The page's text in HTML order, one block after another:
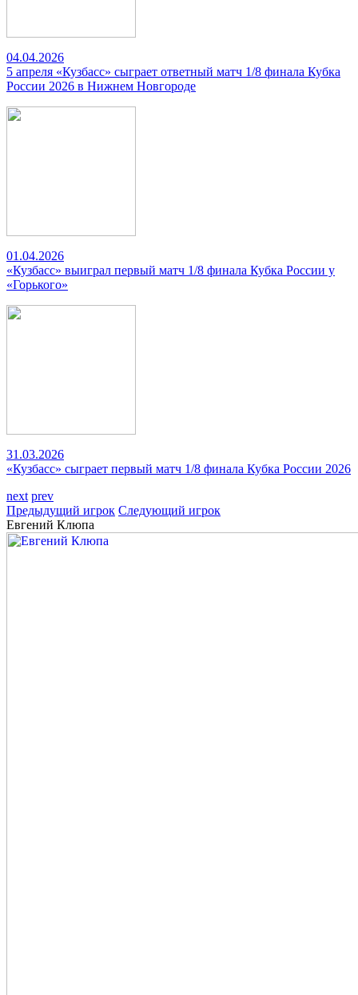
04.04.2026
5 апреля «Кузбасс» сыграет ответный матч 1/8 финала Кубка
России 2026 в Нижнем Новгороде
01.04.2026
«Кузбасс» выиграл первый матч 1/8 финала Кубка России у
«Горького»
31.03.2026
«Кузбасс» сыграет первый матч 1/8 финала Кубка России 2026
next prev
Предыдущий игрок Следующий игрок
Евгений Клюпа